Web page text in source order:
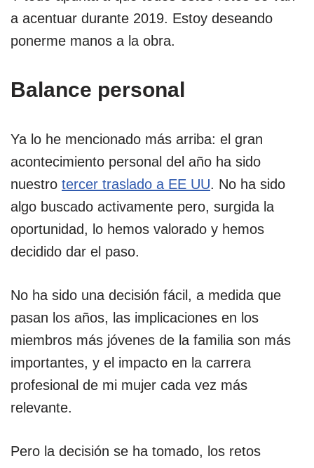
a acentuar durante 2019. Estoy deseando
ponerme manos a la obra.
Balance personal
Ya lo he mencionado más arriba: el gran
acontecimiento personal del año ha sido
nuestro tercer traslado a EE UU. No ha sido
algo buscado activamente pero, surgida la
oportunidad, lo hemos valorado y hemos
decidido dar el paso.
No ha sido una decisión fácil, a medida que
pasan los años, las implicaciones en los
miembros más jóvenes de la familia son más
importantes, y el impacto en la carrera
profesional de mi mujer cada vez más
relevante.
Pero la decisión se ha tomado, los retos